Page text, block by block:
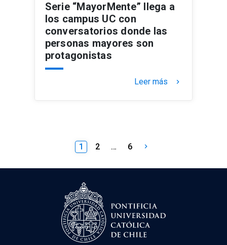
Serie “MayorMente” llega a
los campus UC con
conversatorios donde las
personas mayores son
protagonistas
Leer más keyboard_arrow_right
entradas
1 2 … 6 keyboard_arrow_right